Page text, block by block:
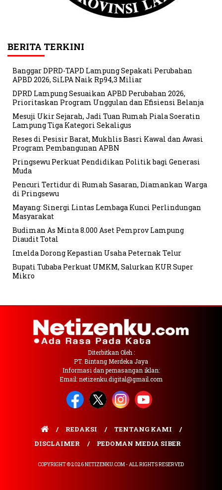
BERITA TERKINI
Banggar DPRD-TAPD Lampung Sepakati Perubahan
APBD 2026, SiLPA Naik Rp94,3 Miliar
DPRD Lampung Sesuaikan APBD Perubahan 2026,
Prioritaskan Program Unggulan dan Efisiensi Belanja
Mesuji Ukir Sejarah, Jadi Tuan Rumah Piala Soeratin
Lampung Tiga Kategori Sekaligus
Reses di Pesisir Barat, Mukhlis Basri Kawal dan Awasi
Program Pembangunan APBN
Pringsewu Perkuat Pendidikan Politik bagi Generasi
Muda
Pencuri Tertidur di Rumah Sasaran, Diamankan Warga
di Pringsewu
Mayang: Sinergi Lintas Lembaga Kunci Perlindungan
Masyarakat
Budiman As Minta 8.000 Aset Pemprov Lampung
Diaudit Total
Imelda Dorong Kepastian Usaha Peternak Telur
Bupati Tubaba Perkuat UMKM, Salurkan KUR Super
Mikro
Diterbitkan Oleh :
PT. Bintang Merdeka Jaya
Informasi dan pemasangan iklan:
Email: netizenku.digital@gmail.com
REDAKSI
TENTANG KAMI
DISCLAIMER
PEDOMAN MEDIA SIBER
COPYRIGHT © 2026 NETIZENKU.COM - ALL RIGHTS RESERVED